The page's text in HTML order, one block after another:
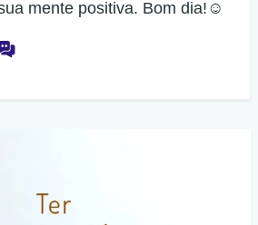
mente positiva. Bom dia!☺